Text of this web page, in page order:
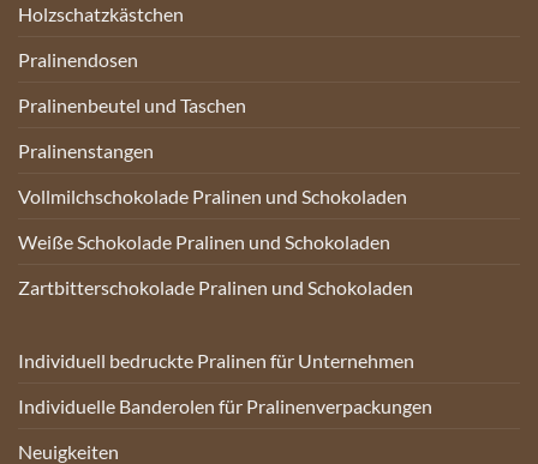
Holzschatzkästchen
Pralinendosen
Pralinenbeutel und Taschen
Pralinenstangen
Vollmilchschokolade Pralinen und Schokoladen
Weiße Schokolade Pralinen und Schokoladen
Zartbitterschokolade Pralinen und Schokoladen
Individuell bedruckte Pralinen für Unternehmen
Individuelle Banderolen für Pralinenverpackungen
Neuigkeiten